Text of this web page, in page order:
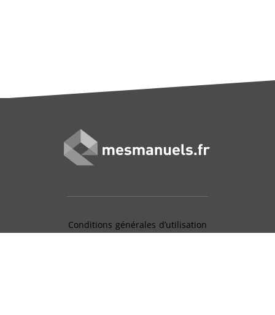
Conditions générales d’utilisation